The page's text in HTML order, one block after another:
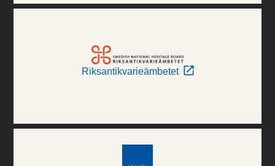
Riksantikvarieämbetet